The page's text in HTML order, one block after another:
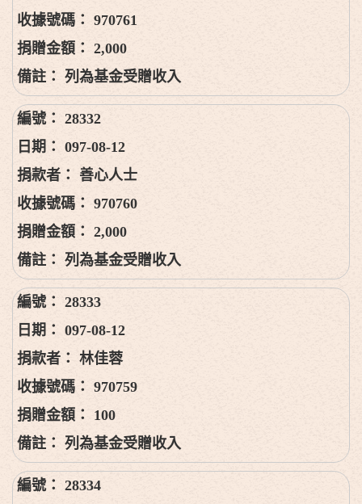
970761
2,000
列為基金受贈收入
28332
097-08-12
善心人士
970760
2,000
列為基金受贈收入
28333
097-08-12
林佳蓉
970759
100
列為基金受贈收入
28334